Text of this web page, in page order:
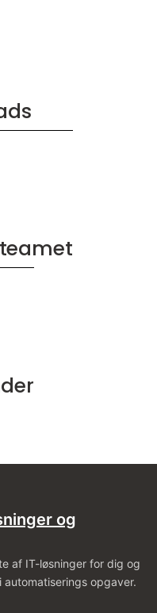
og
af IT-løsninger for dig og
automatiserings opgaver.